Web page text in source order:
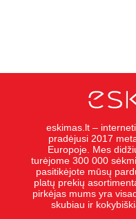
eskimas.lt –
pradėjusi 2017
Europoje. Mes
turėjome 300 000
pasitikėjote mūsų
platų prekių
pirkėjas mums yra
skubiau ir